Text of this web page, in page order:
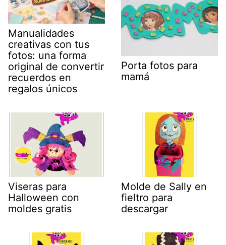
Manualidades
creativas con tus
fotos: una forma
original de convertir
recuerdos en
regalos únicos
Porta fotos para
mamá
Viseras para
Halloween con
moldes gratis
Molde de Sally en
fieltro para
descargar